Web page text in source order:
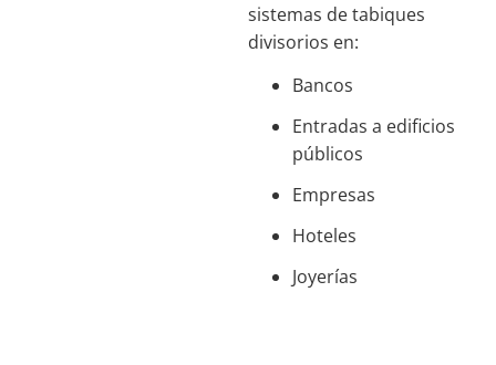
sistemas de tabiques
divisorios en:
Bancos
Entradas a edificios
públicos
Empresas
Hoteles
Joyerías